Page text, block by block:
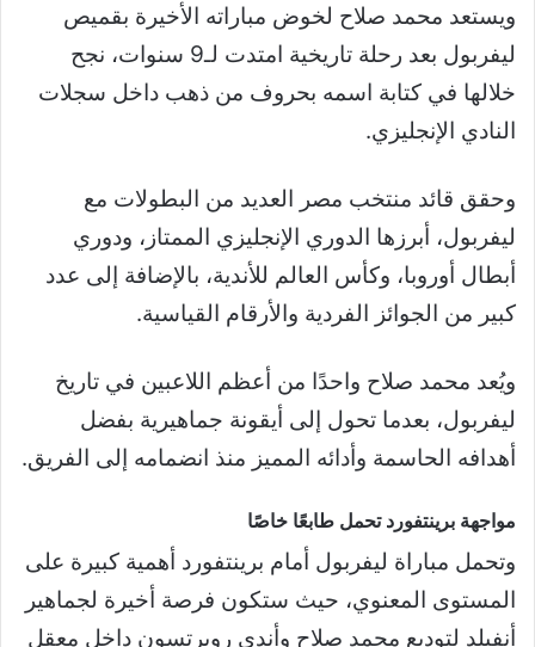
ويستعد محمد صلاح لخوض مباراته الأخيرة بقميص
ليفربول بعد رحلة تاريخية امتدت لـ9 سنوات، نجح
خلالها في كتابة اسمه بحروف من ذهب داخل سجلات
النادي الإنجليزي.
وحقق قائد منتخب مصر العديد من البطولات مع
ليفربول، أبرزها الدوري الإنجليزي الممتاز، ودوري
أبطال أوروبا، وكأس العالم للأندية، بالإضافة إلى عدد
كبير من الجوائز الفردية والأرقام القياسية.
ويُعد محمد صلاح واحدًا من أعظم اللاعبين في تاريخ
ليفربول، بعدما تحول إلى أيقونة جماهيرية بفضل
أهدافه الحاسمة وأدائه المميز منذ انضمامه إلى الفريق.
مواجهة برينتفورد تحمل طابعًا خاصًا
وتحمل مباراة ليفربول أمام برينتفورد أهمية كبيرة على
المستوى المعنوي، حيث ستكون فرصة أخيرة لجماهير
أنفيلد لتوديع محمد صلاح وأندي روبرتسون داخل معقل